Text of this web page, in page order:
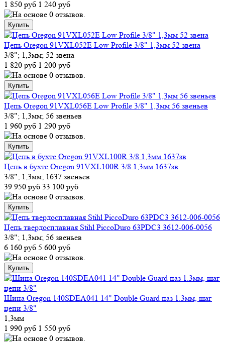
1 850 руб 1 240 руб
Цепь Oregon 91VXL052E Low Profile 3/8" 1,3мм 52 звена
3/8"; 1,3мм; 52 звена
1 820 руб 1 200 руб
Цепь Oregon 91VXL056E Low Profile 3/8" 1,3мм 56 звеньев
3/8"; 1,3мм; 56 звеньев
1 960 руб 1 290 руб
Цепь в бухте Oregon 91VXL100R 3/8 1,3мм 1637зв
3/8"; 1,3мм; 1637 звеньев
39 950 руб 33 100 руб
Цепь твердосплавная Stihl PiccoDuro 63PDC3 3612-006-0056
3/8"; 1,3мм; 56 звеньев
6 160 руб 5 600 руб
Шина Oregon 140SDEA041 14" Double Guard паз 1.3мм, шаг
цепи 3/8"
1,3мм
1 990 руб 1 550 руб